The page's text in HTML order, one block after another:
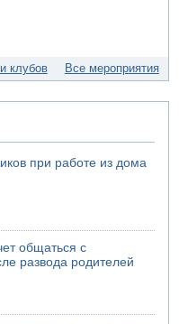
клубов Все мероприятия
при работе из дома
общаться с
развода родителей